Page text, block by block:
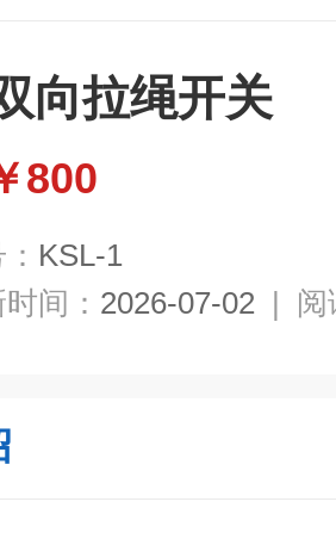
向拉绳开关
800
KSL-1
间： 2026-07-02 | 阅